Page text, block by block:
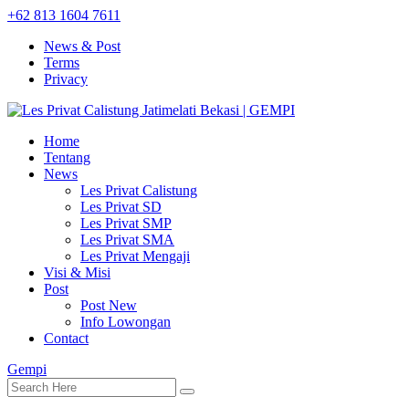
+62 813 1604 7611
News & Post
Terms
Privacy
Home
Tentang
News
Les Privat Calistung
Les Privat SD
Les Privat SMP
Les Privat SMA
Les Privat Mengaji
Visi & Misi
Post
Post New
Info Lowongan
Contact
Gempi